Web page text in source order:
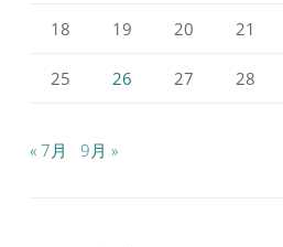
18 19 20 21
25 26 27 28
« 7月 9月 »